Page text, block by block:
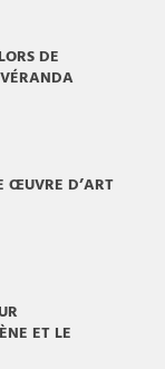
DE
ŒUVRE D’ART
ET LE